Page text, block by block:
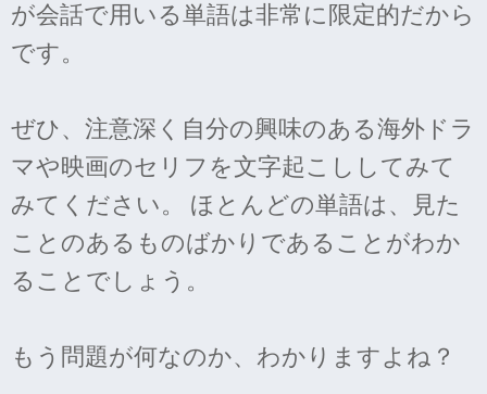
が会話で用いる単語は非常に限定的だから
です。
ぜひ、注意深く自分の興味のある海外ドラ
マや映画のセリフを文字起こししてみて
みてください。 ほとんどの単語は、見た
ことのあるものばかりであることがわか
ることでしょう。
もう問題が何なのか、わかりますよね？